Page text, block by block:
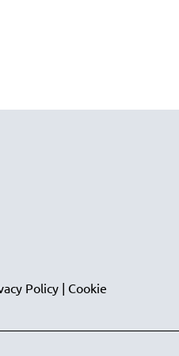
Policy| Cookie